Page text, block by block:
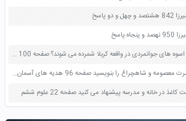
چرا حضرت عباس یکی از اسوه های جوانمردی در واقعه کربلا شمرده می شوند؟ صفحه 100 فارسی هشتم
چند ویژگی مشترک از حضرت معصومه و شاهچراغ را بنویسید صفحه 96 هدیه های آسمان ششم
در خانه و مدرسه پیشنهاد می کنید صفحه 22 علوم ششم